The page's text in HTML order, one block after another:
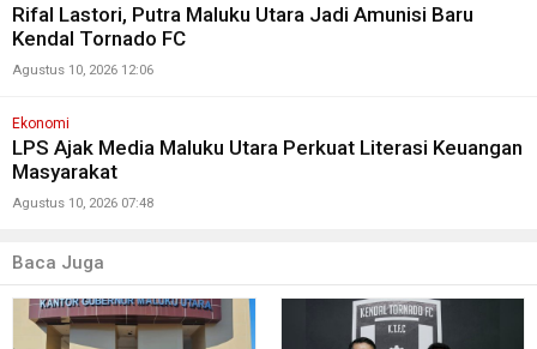
Rifal Lastori, Putra Maluku Utara Jadi Amunisi Baru
Kendal Tornado FC
Agustus 10, 2026 12:06
Ekonomi
LPS Ajak Media Maluku Utara Perkuat Literasi Keuangan
Masyarakat
Agustus 10, 2026 07:48
Baca Juga